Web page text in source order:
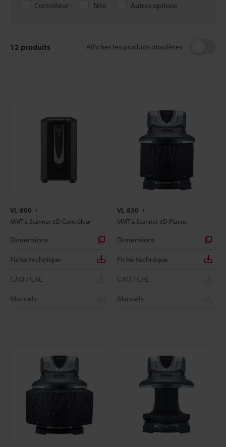
Contrôleur Tête Autres options
Afficher les produits obsolètes
12 produits
VL-800
MMT à Scanner 3D Contrôleur
Dimensions
Fiche technique
CAO / CAE
Manuels
VL-830
MMT à Scanner 3D Platine
Dimensions
Fiche technique
CAO / CAE
Manuels